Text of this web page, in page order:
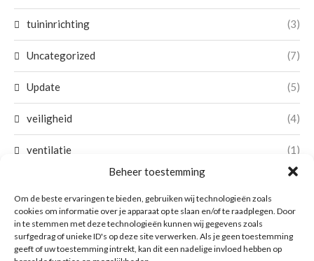
Beheer toestemming
Om de beste ervaringen te bieden, gebruiken wij technologieën zoals
cookies om informatie over je apparaat op te slaan en/of te raadplegen. Door
in te stemmen met deze technologieën kunnen wij gegevens zoals
surfgedrag of unieke ID's op deze site verwerken. Als je geen toestemming
geeft of uw toestemming intrekt, kan dit een nadelige invloed hebben op
tuininrichting (3)
Uncategorized (7)
Update (5)
veiligheid (4)
ventilatie (1)
verftechniek (5)
verhuizen (2)